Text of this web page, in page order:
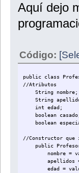
Aquí dejo
Código:
public class
//Atributos
String nombre;
String
int edad;
boolean
boolean
//Constructor que
public
nombre =
apellidos =
edad =